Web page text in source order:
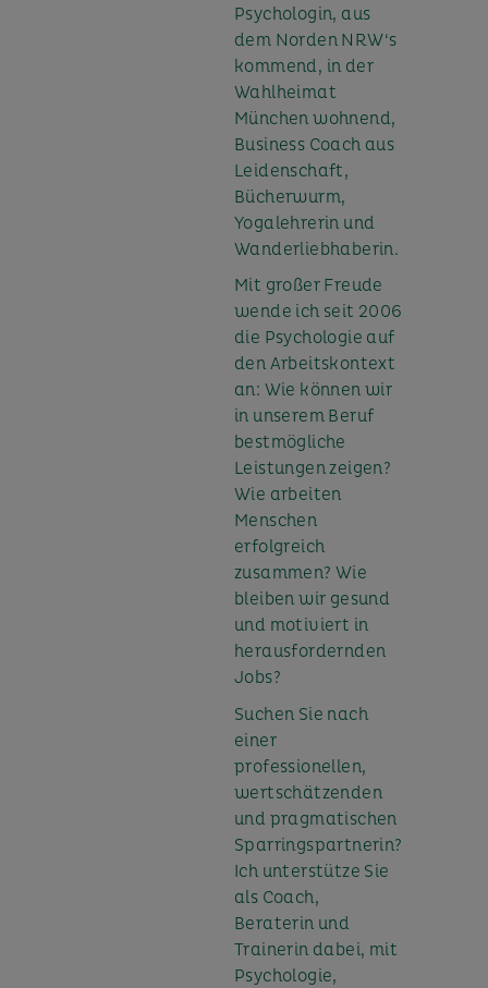
Psychologin, aus
dem Norden NRW‘s
kommend, in der
Wahlheimat
München wohnend,
Business Coach aus
Leidenschaft,
Bücherwurm,
Yogalehrerin und
Wanderliebhaberin.
Mit großer Freude
wende ich seit 2006
die Psychologie auf
den Arbeitskontext
an: Wie können wir
in unserem Beruf
bestmögliche
Leistungen zeigen?
Wie arbeiten
Menschen
erfolgreich
zusammen? Wie
bleiben wir gesund
und motiviert in
herausfordernden
Jobs?
Suchen Sie nach
einer
professionellen,
wertschätzenden
und pragmatischen
Sparringspartnerin?
Ich unterstütze Sie
als Coach,
Beraterin und
Trainerin dabei, mit
Psychologie,